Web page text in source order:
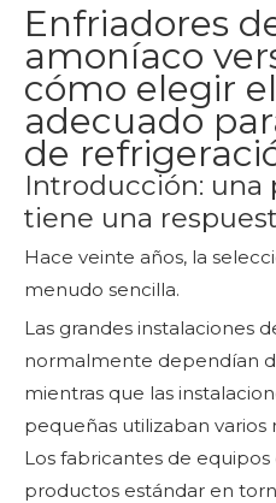
Enfriadores
amoníaco
cómo elegir
adecuado
de
Introducción: una
tiene una
Hace veinte años, la
menudo sencilla.
Las grandes instalaciones
normalmente dependían
mientras que las
pequeñas utilizaban varios
Los fabricantes de
productos estándar en